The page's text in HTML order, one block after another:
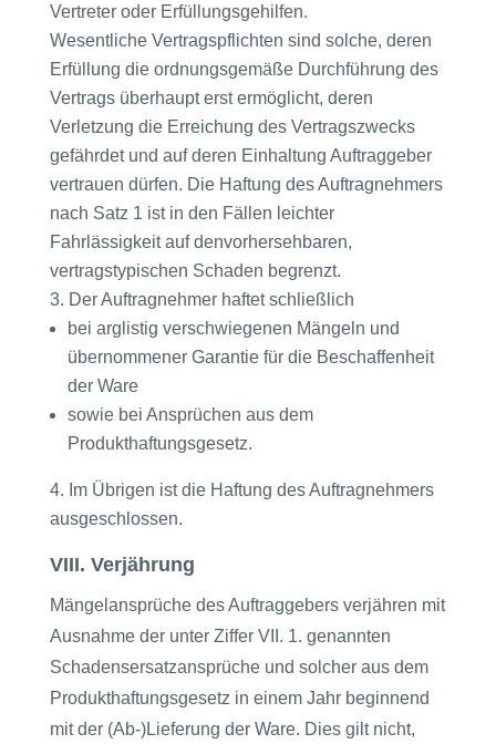
Vertreter oder Erfüllungsgehilfen.
Wesentliche Vertragspflichten sind solche, deren
Erfüllung die ordnungsgemäße Durchführung des
Vertrags überhaupt erst ermöglicht, deren
Verletzung die Erreichung des Vertragszwecks
gefährdet und auf deren Einhaltung Auftraggeber
vertrauen dürfen. Die Haftung des Auftragnehmers
nach Satz 1 ist in den Fällen leichter
Fahrlässigkeit auf denvorhersehbaren,
vertragstypischen Schaden begrenzt.
Der Auftragnehmer haftet schließlich
bei arglistig verschwiegenen Mängeln und
übernommener Garantie für die Beschaffenheit
der Ware
sowie bei Ansprüchen aus dem
Produkthaftungsgesetz.
Im Übrigen ist die Haftung des Auftragnehmers
ausgeschlossen.
VIII. Verjährung
Mängelansprüche des Auftraggebers verjähren mit
Ausnahme der unter Ziffer VII. 1. genannten
Schadensersatzansprüche und solcher aus dem
Produkthaftungsgesetz in einem Jahr beginnend
mit der (Ab-)Lieferung der Ware. Dies gilt nicht,